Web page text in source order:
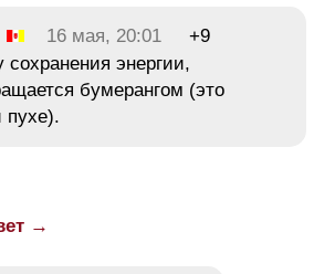
16 мая, 20:01
+9
сохранения энергии,
бумерангом (это
пухе).
→